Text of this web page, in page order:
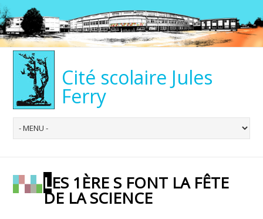
Cité scolaire Jules
Ferry
LES 1ÈRE S FONT LA FÊTE
DE LA SCIENCE